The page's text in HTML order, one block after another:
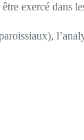
exercé dans